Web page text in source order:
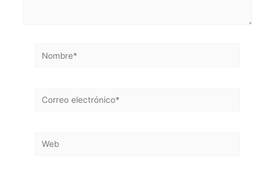
Nombre*
Correo
Web